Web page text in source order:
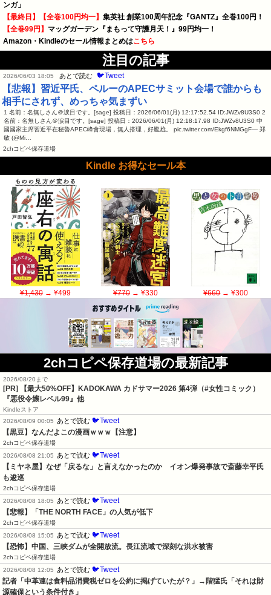
ンガ」
【最終日】【全巻100円均一】 集英社 創業100周年記念『GANTZ』全巻100円！
【全巻99円】 マッグガーデン『まもって守護月天！』99円均一！
Amazon・Kindleのセール情報まとめはこちら
注目の記事
2026/06/03 18:05 あとで読む 🐦Tweet
【悲報】習近平氏、ペルーのAPECサミット会場で誰からも
相手にされず、めっちゃ気まずい
1 名前：名無しさん＠涙目です。[sage] 投稿日：2026/06/01(月) 12:17:52.54 ID:JWZv8U3S0 2
名前：名無しさん＠涙目です。[sage] 投稿日：2026/06/01(月) 12:18:17.98 ID:JWZv8U3S0 中
國國家主席習近平在秘魯APEC峰會現場，無人搭理，好尷尬。 pic.twitter.com/Ekgf6NMGgF— 郑
敏 (@Mi…
2chコピペ保存道場
Kindle お得なセール本
¥1,430→ ¥499 ¥770→ ¥330 ¥660→ ¥300
2chコピペ保存道場の最新記事
2026/08/20まで
[PR]
【最大50%OFF】KADOKAWA カドサマー2026 第4弾（#女性コミック）
『悪役令嬢レベル99』他
Kindleストア
2026/08/09 00:05
あとで読む 🐦Tweet
【黒豆】なんだよこの漫画ｗｗｗ【注意】
2chコピペ保存道場
2026/08/08 21:05
あとで読む 🐦Tweet
【ミヤネ屋】なぜ「戻るな」と言えなかったのか　イオン爆発事故で斎藤幸平氏
も逡巡
2chコピペ保存道場
2026/08/08 18:05
あとで読む 🐦Tweet
【悲報】「THE NORTH FACE」の人気が低下
2chコピペ保存道場
2026/08/08 15:05
あとで読む 🐦Tweet
【恐怖】中国、三峡ダムが全開放流。長江流域で深刻な洪水被害
2chコピペ保存道場
2026/08/08 12:05
あとで読む 🐦Tweet
記者「中革連は食料品消費税ゼロを公約に掲げていたが？」→階猛氏「それは財
源確保という条件付き」